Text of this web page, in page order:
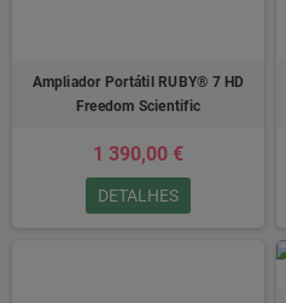
Ampliador Portátil RUBY® 7 HD
Freedom Scientific
1 390,00 €
DETALHES